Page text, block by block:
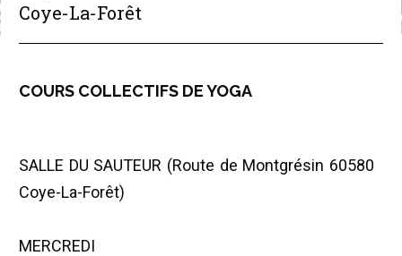
Coye-La-Forêt
COURS COLLECTIFS DE YOGA
SALLE DU SAUTEUR (Route de Montgrésin 60580
Coye-La-Forêt)
MERCREDI